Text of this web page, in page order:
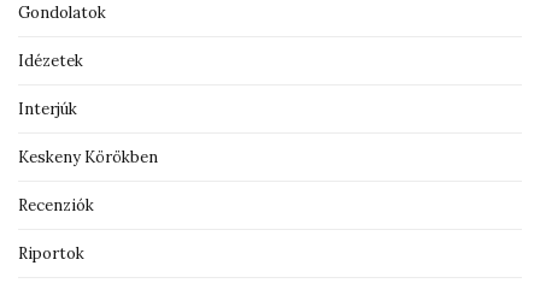
Gondolatok
Idézetek
Interjúk
Keskeny Körökben
Recenziók
Riportok